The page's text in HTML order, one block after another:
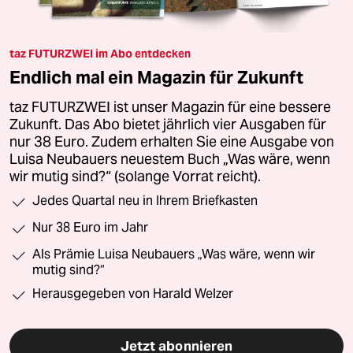
taz FUTURZWEI im Abo entdecken
Endlich mal ein Magazin für Zukunft
taz FUTURZWEI ist unser Magazin für eine bessere
Zukunft. Das Abo bietet jährlich vier Ausgaben für
nur 38 Euro. Zudem erhalten Sie eine Ausgabe von
Luisa Neubauers neuestem Buch „Was wäre, wenn
wir mutig sind?“ (solange Vorrat reicht).
Jedes Quartal neu in Ihrem Briefkasten
Nur 38 Euro im Jahr
Als Prämie Luisa Neubauers „Was wäre, wenn wir
mutig sind?“
Herausgegeben von Harald Welzer
Jetzt abonnieren